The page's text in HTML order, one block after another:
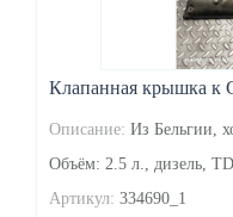
Клапанная крышка к
Описание: Из Бельгии,
Объём: 2.5 л., дизель, TD
Артикул: 334690_1